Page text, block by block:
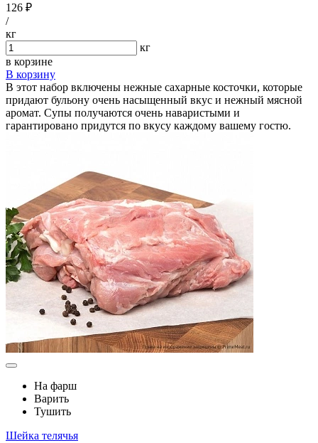
126 ₽
/
кг
кг
в корзине
В корзину
В этот набор включены нежные сахарные косточки, которые
придают бульону очень насыщенный вкус и нежный мясной
аромат. Супы получаются очень наваристыми и
гарантировано придутся по вкусу каждому вашему гостю.
На фарш
Варить
Тушить
Шейка телячья